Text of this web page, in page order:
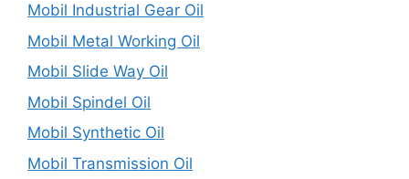
Mobil Industrial Gear Oil
Mobil Metal Working Oil
Mobil Slide Way Oil
Mobil Spindel Oil
Mobil Synthetic Oil
Mobil Transmission Oil